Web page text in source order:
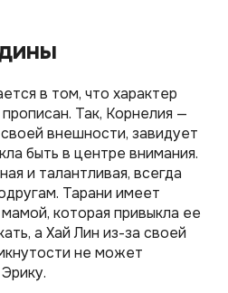
в том, что характер
Так, Корнелия —
внешности, завидует
быть в центре внимания.
и талантливая, всегда
Тарани имеет
которая привыкла ее
а Хай Лин из-за своей
не может